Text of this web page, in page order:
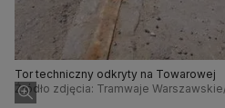
Tor techniczny odkryty na Towarowej
Źródło zdjęcia: Tramwaje